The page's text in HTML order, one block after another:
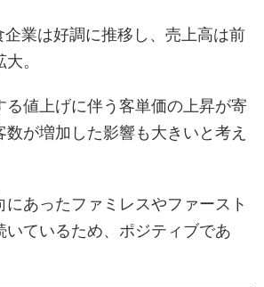
企業は好調に推移し、売上高は前
。
る値上げに伴う客単価の上昇が寄
が増加した影響も大きいと考え
にあったファミレスやファースト
いているため、ポジティブであ